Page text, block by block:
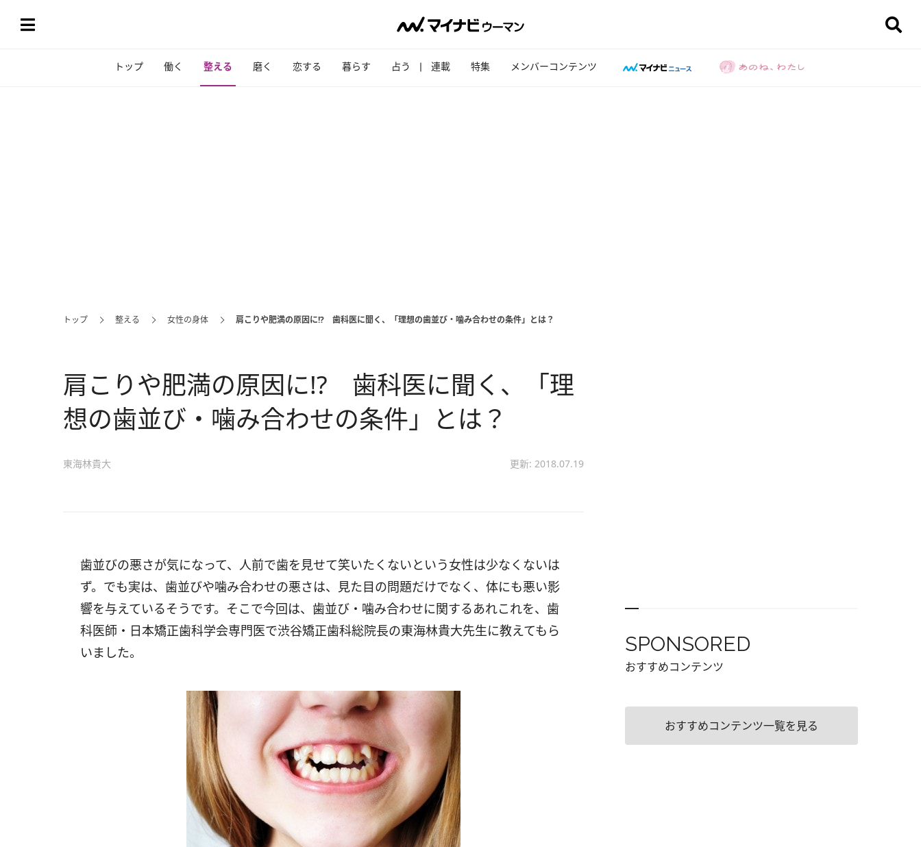
トップ 働く 整える 磨く 恋する 暮らす 占う 連載 特集 メンバーコンテンツ
トップ 整える 女性の身体 肩こりや肥満の原因に!? 歯科医に聞く、「理想の歯並び・噛み合わせの条件」とは？
肩こりや肥満の原因に!? 歯科医に聞く、「理
想の歯並び・噛み合わせの条件」とは？
東海林貴大 更新: 2018.07.19
歯並びの悪さが気になって、人前で歯を見せて笑いたくないという女性は少なくないは
ず。でも実は、歯並びや噛み合わせの悪さは、見た目の問題だけでなく、体にも悪い影
響を与えているそうです。そこで今回は、歯並び・噛み合わせに関するあれこれを、歯
科医師・日本矯正歯科学会専門医で渋谷矯正歯科総院長の東海林貴大先生に教えてもら
いました。
SPONSORED
おすすめコンテンツ
おすすめコンテンツ一覧を見る